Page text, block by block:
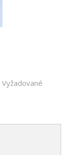
Vyžadované